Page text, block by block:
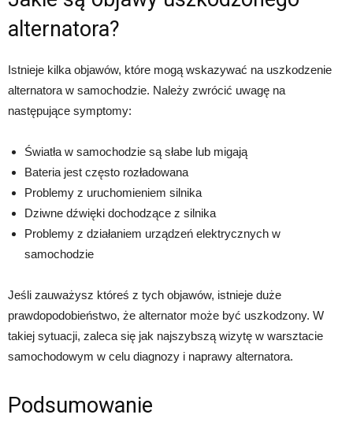
alternatora?
Istnieje kilka objawów, które mogą wskazywać na uszkodzenie
alternatora w samochodzie. Należy zwrócić uwagę na
następujące symptomy:
Światła w samochodzie są słabe lub migają
Bateria jest często rozładowana
Problemy z uruchomieniem silnika
Dziwne dźwięki dochodzące z silnika
Problemy z działaniem urządzeń elektrycznych w
samochodzie
Jeśli zauważysz któreś z tych objawów, istnieje duże
prawdopodobieństwo, że alternator może być uszkodzony. W
takiej sytuacji, zaleca się jak najszybszą wizytę w warsztacie
samochodowym w celu diagnozy i naprawy alternatora.
Podsumowanie